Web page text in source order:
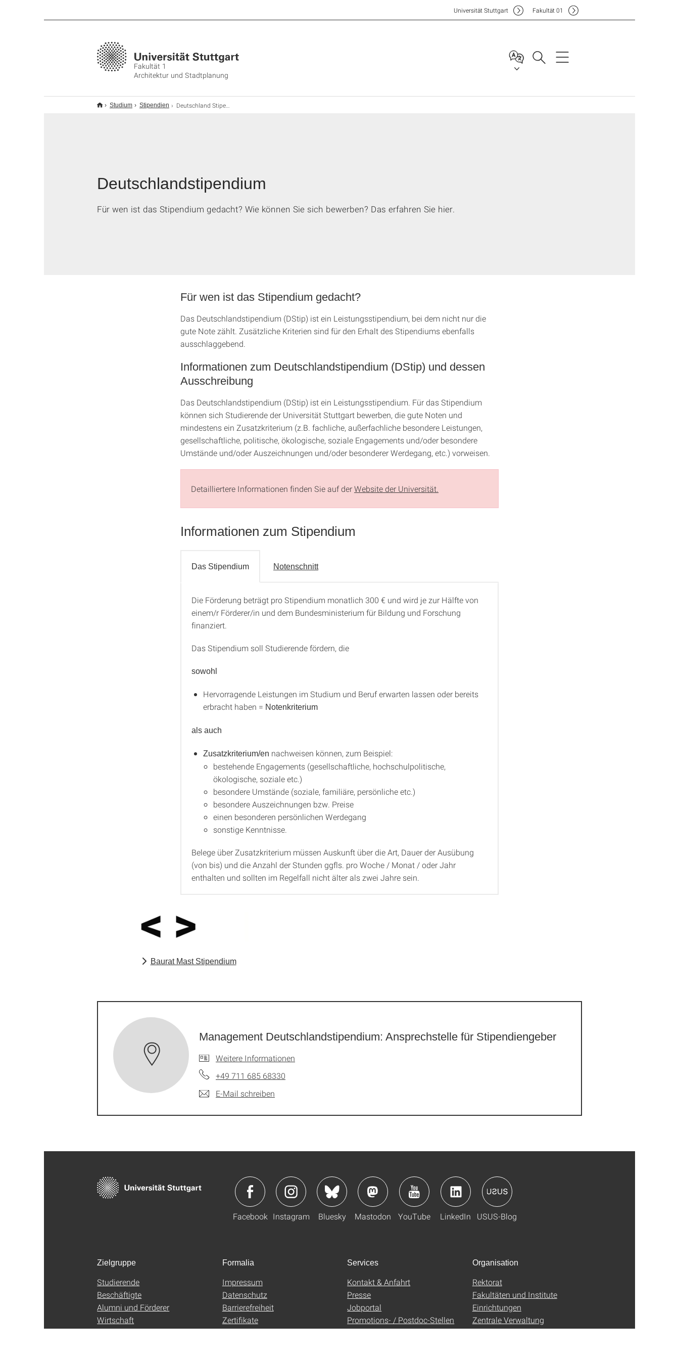
Fakultät 1
Architektur und Stadtplanung
Universität Stuttgart Fakultät01
Studium Stipendien Deutschland Stipendium
Deutschlandstipendium
Für wen ist das Stipendium gedacht? Wie können Sie sich bewerben? Das erfahren Sie hier.
Für wen ist das Stipendium gedacht?
Das Deutschlandstipendium (DStip) ist ein Leistungsstipendium, bei dem nicht nur die
gute Note zählt. Zusätzliche Kriterien sind für den Erhalt des Stipendiums ebenfalls
ausschlaggebend.
Informationen zum Deutschlandstipendium (DStip) und dessen
Ausschreibung
Das Deutschlandstipendium (DStip) ist ein Leistungsstipendium. Für das Stipendium
können sich Studierende der Universität Stuttgart bewerben, die gute Noten und
mindestens ein Zusatzkriterium (z.B. fachliche, außerfachliche besondere Leistungen,
gesellschaftliche, politische, ökologische, soziale Engagements und/oder besondere
Umstände und/oder Auszeichnungen und/oder besonderer Werdegang, etc.) vorweisen.
Detailliertere Informationen finden Sie auf derWebsite der Universität.
Informationen zum Stipendium
Das Stipendium Notenschnitt
Das Stipendium
Die Förderung beträgt pro Stipendium monatlich 300 € und wird je zur Hälfte von
einem/r Förderer/in und dem Bundesministerium für Bildung und Forschung
finanziert.
Das Stipendium soll Studierende fördern, die
sowohl
Hervorragende Leistungen im Studium und Beruf erwarten lassen oder bereits
erbracht haben = Notenkriterium
als auch
Zusatzkriterium/en nachweisen können, zum Beispiel:
bestehende Engagements (gesellschaftliche, hochschulpolitische,
ökologische, soziale etc.)
besondere Umstände (soziale, familiäre, persönliche etc.)
besondere Auszeichnungen bzw. Preise
einen besonderen persönlichen Werdegang
sonstige Kenntnisse.
Belege über Zusatzkriterium müssen Auskunft über die Art, Dauer der Ausübung
(von bis) und die Anzahl der Stunden ggfls. pro Woche / Monat / oder Jahr
enthalten und sollten im Regelfall nicht älter als zwei Jahre sein.
Baurat Mast Stipendium
Management Deutschlandstipendium: Ansprechstelle für Stipendiengeber
Weitere Informationen
+49 711 685 68330
E-Mail schreiben
Facebook Instagram Bluesky Mastodon YouTube LinkedIn USUS-Blog
Zielgruppe
Studierende
Beschäftigte
Alumni und Förderer
Wirtschaft
Formalia
Impressum
Datenschutz
Barrierefreiheit
Zertifikate
Services
Kontakt & Anfahrt
Presse
Jobportal
Promotions- / Postdoc-Stellen
Organisation
Rektorat
Fakultäten und Institute
Einrichtungen
Zentrale Verwaltung